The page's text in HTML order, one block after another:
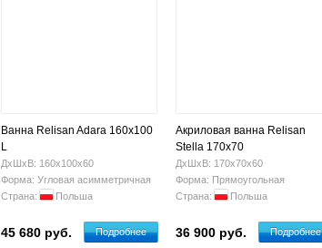
Ванна Relisan Adara 160x100
L
ДхШхВ: 160х100х60
Форма: Угловая асимметричная
Страна:
Польша
45 680 руб. Подробнее
Акриловая ванна Relisan
Stella 170x70
ДхШхВ: 170х70х60
Форма: Прямоугольная
Страна:
Польша
36 900 руб. Подробнее